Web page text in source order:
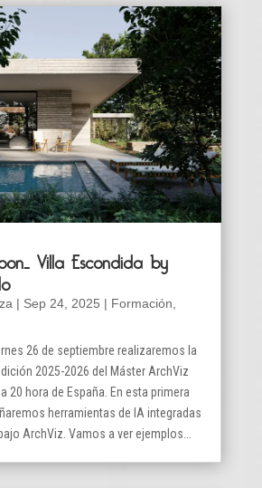
Villa Escondida by
| Sep 24, 2025 | Formación
26 de septiembre realizaremos la
2025-2026 del Máster ArchViz
20 hora de España. En esta primera
herramientas de IA integradas
ArchViz. Vamos a ver ejemplos...